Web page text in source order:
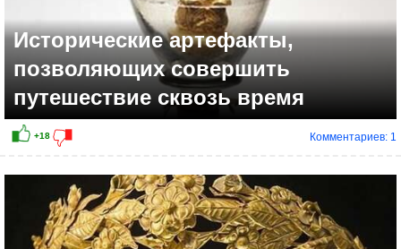
Исторические артефакты,
позволяющих совершить
путешествие сквозь время
Комментариев: 1